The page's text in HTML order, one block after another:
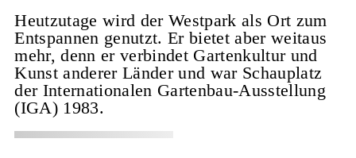
Heutzutage wird der Westpark als Ort zum
Entspannen genutzt. Er bietet aber weitaus
mehr, denn er verbindet Gartenkultur und
Kunst anderer Länder und war Schauplatz
der Internationalen Gartenbau-Ausstellung
(IGA) 1983.